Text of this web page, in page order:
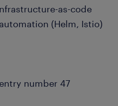
as-code
(Helm, Istio)
number 47